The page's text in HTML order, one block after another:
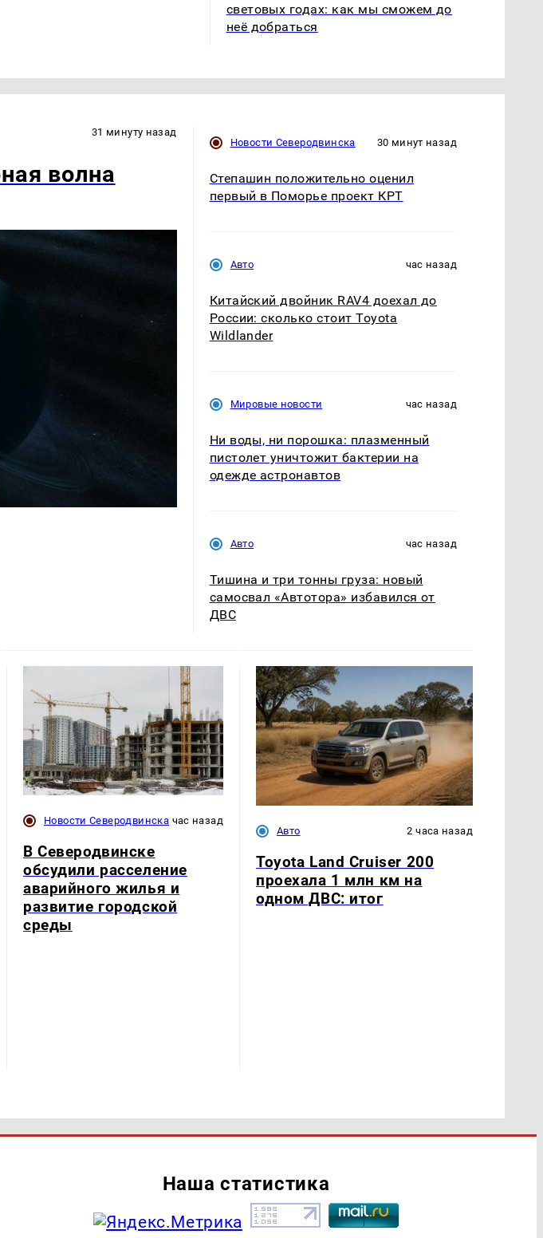
световых годах: как мы сможем до
неё добраться
31 минуту назад
волна
Новости Северодвинска 30 минут назад
Степашин положительно оценил
первый в Поморье проект КРТ
Авто час назад
Китайский двойник RAV4 доехал до
России: сколько стоит Toyota
Wildlander
Мировые новости час назад
Ни воды, ни порошка: плазменный
пистолет уничтожит бактерии на
одежде астронавтов
Авто час назад
Тишина и три тонны груза: новый
самосвал «Автотора» избавился от
ДВС
Новости Северодвинска час назад
В Северодвинске
обсудили расселение
аварийного жилья и
развитие городской
среды
Авто 2 часа назад
Toyota Land Cruiser 200
проехала 1 млн км на
одном ДВС: итог
Наша статистика